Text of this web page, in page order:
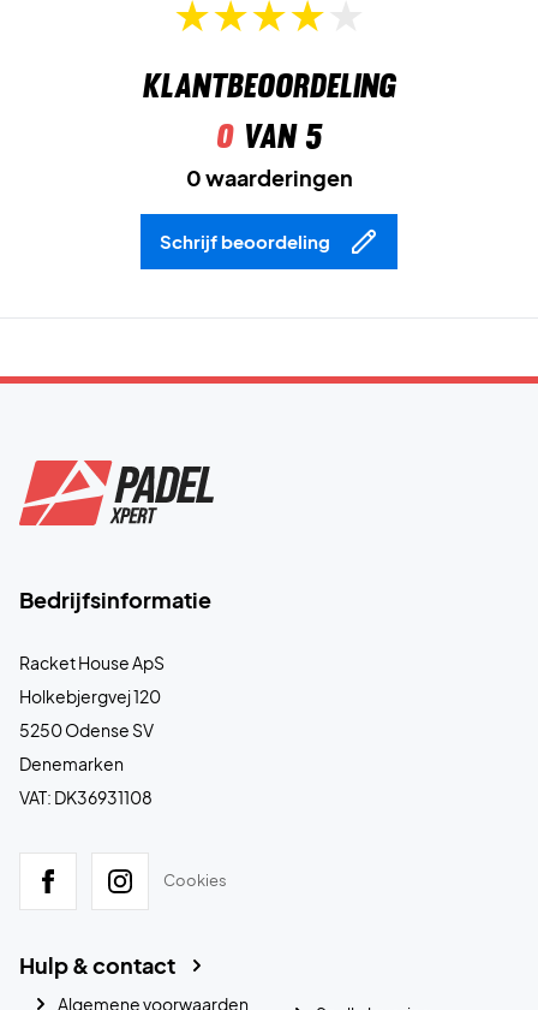
Klantbeoordeling
0van 5
0 waarderingen
Schrijf beoordeling
Bedrijfsinformatie
Racket House ApS
Holkebjergvej 120
5250 Odense SV
Denemarken
VAT: DK36931108
Cookies
Hulp & contact
Algemene voorwaarden